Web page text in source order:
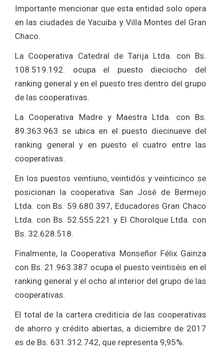
Importante mencionar que esta entidad solo opera
en las ciudades de Yacuiba y Villa Montes del Gran
Chaco.
La Cooperativa Catedral de Tarija Ltda. con Bs.
108.519.192. ocupa el puesto dieciocho del
ranking general y en el puesto tres dentro del grupo
de las cooperativas.
La Cooperativa Madre y Maestra Ltda. con Bs.
89.363.963 se ubica en el puesto diecinueve del
ranking general y en puesto el cuatro entre las
cooperativas.
En los puestos veintiuno, veintidós y veinticinco se
posicionan la cooperativa San José de Bermejo
Ltda. con Bs. 59.680.397, Educadores Gran Chaco
Ltda. con Bs. 52.555.221 y El Chorolque Ltda. con
Bs. 32.628.518.
Finalmente, la Cooperativa Monseñor Félix Gainza
con Bs. 21.963.387 ocupa el puesto veintiséis en el
ranking general y el ocho al interior del grupo de las
cooperativas.
El total de la cartera crediticia de las cooperativas
de ahorro y crédito abiertas, a diciembre de 2017
es de Bs. 631.312.742, que representa 9,95%.